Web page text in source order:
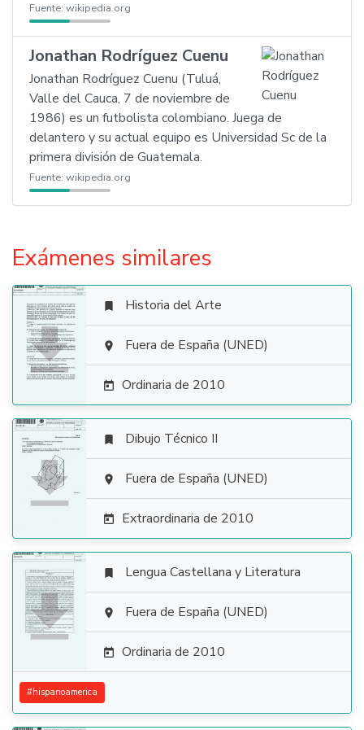
Fuente: wikipedia.org
Jonathan Rodríguez Cuenu
Jonathan Rodríguez Cuenu (Tuluá,
Valle del Cauca, 7 de noviembre de
1986) es un futbolista colombiano. Juega de
delantero y su actual equipo es Universidad Sc de la
primera división de Guatemala.
Fuente: wikipedia.org
Exámenes similares

 Historia del Arte
 Fuera de España (UNED)
 Ordinaria de 2010

 Dibujo Técnico II
 Fuera de España (UNED)
 Extraordinaria de 2010

 Lengua Castellana y Literatura
 Fuera de España (UNED)
 Ordinaria de 2010
#hispanoamerica